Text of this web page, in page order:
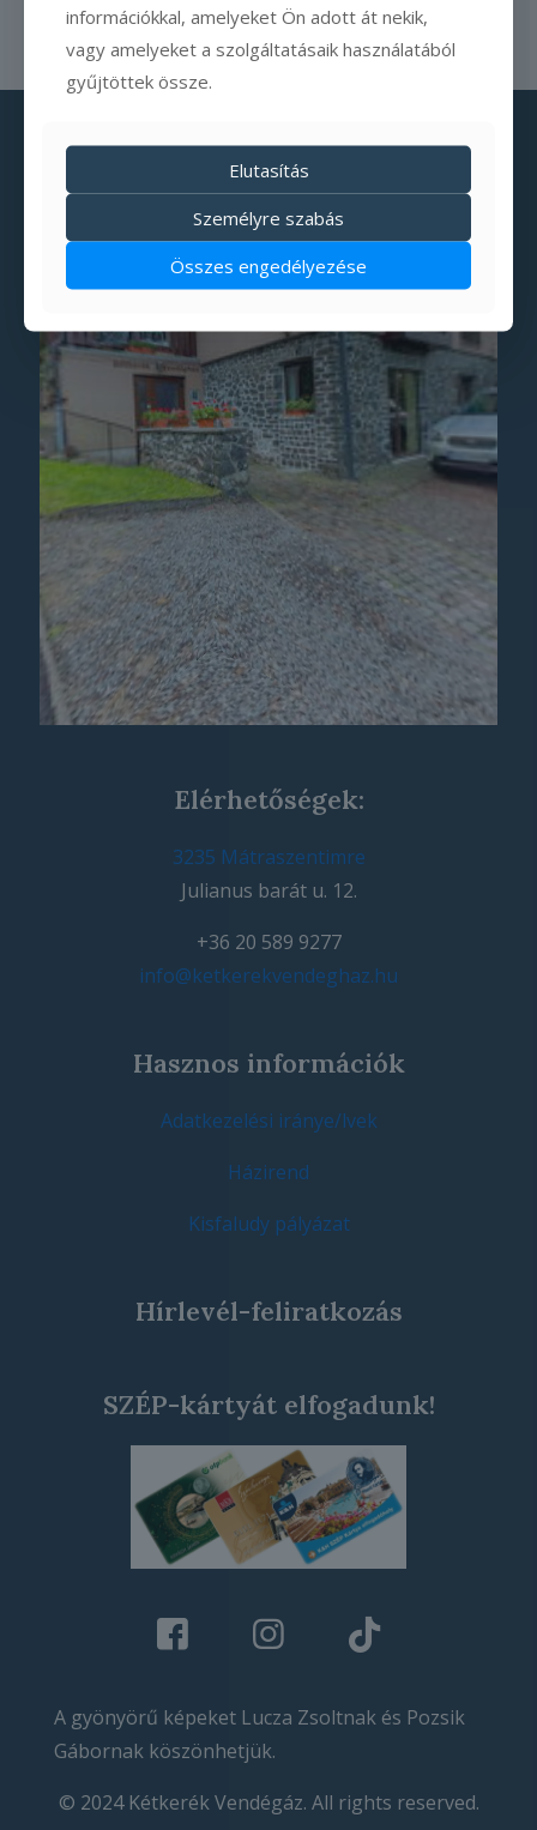
Olvass tovább
Elérhetőségek:
3235 Mátraszentimre
Julianus barát u. 12.
+36 20 589 9277
info@ketkerekvendeghaz.hu
Hasznos információk
Adatkezelési iránye/lvek
Házirend
Kisfaludy pályázat
Hírlevél-feliratkozás
SZÉP-kártyát elfogadunk!
A gyönyörű képeket Lucza Zsoltnak és Pozsik
Gábornak köszönhetjük.
© 2024 Kétkerék Vendégáz. All rights reserved.
információkkal, amelyeket Ön adott át nekik,
vagy amelyeket a szolgáltatásaik használatából
gyűjtöttek össze.
Elutasítás
Személyre szabás
Összes engedélyezése